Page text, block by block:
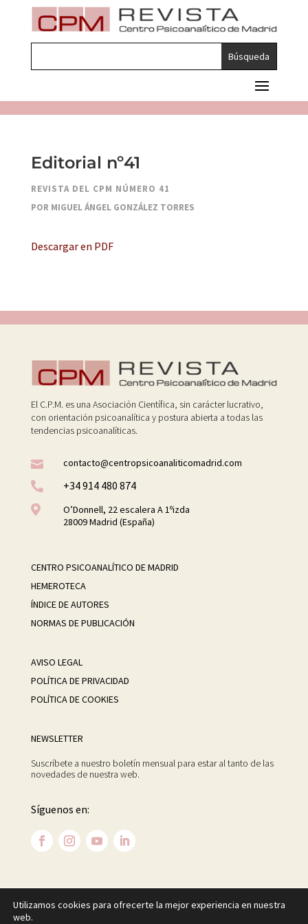
Editorial nº41
REVISTA DEL CPM NÚMERO 41
POR MIGUEL ÁNGEL GONZÁLEZ TORRES
Descargar en PDF
El C.P.M. es una Asociación Científica, sin carácter lucrativo,
con orientación psicoanalítica y postura abierta a todas las
tendencias psicoanalíticas.

contacto@centropsicoanaliticomadrid.com

+34 914 480 874

O’Donnell, 22 escalera A 1ºizda
28009 Madrid (España)
CENTRO PSICOANALÍTICO DE MADRID
HEMEROTECA
ÍNDICE DE AUTORES
NORMAS DE PUBLICACIÓN
AVISO LEGAL
POLÍTICA DE PRIVACIDAD
POLÍTICA DE COOKIES
NEWSLETTER
Suscríbete a nuestro boletín mensual para estar al tanto de las
novedades de nuestra web.
Síguenos en:
©2026 Centro Psicoanalítico de Madrid. Todos los
Utilizamos cookies para ofrecerte la mejor experiencia en nuestra
web.